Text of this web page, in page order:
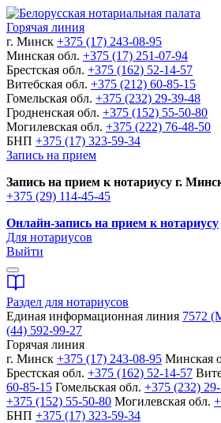
Горячая линия
г. Минск +375 (17) 243-08-95
Минская обл. +375 (17) 251-07-94
Брестская обл. +375 (162) 52-14-57
Витебская обл. +375 (212) 60-85-15
Гомельская обл. +375 (232) 29-39-48
Гродненская обл. +375 (152) 55-50-80
Могилевская обл. +375 (222) 76-48-50
БНП +375 (17) 323-59-34
Запись на прием
Запись на прием к нотариусу г.
+375 (29) 114-45-45
Онлайн-запись на прием к нотариусу
Для нотариусов
Выйти
Раздел для нотариусов
Единая информационная линия 7572
(44) 592-99-27
Горячая линия
г. Минск +375 (17) 243-08-95 Минская
Брестская обл. +375 (162) 52-14-57
60-85-15 Гомельская обл. +375 (232)
+375 (152) 55-50-80 Могилевская обл.
БНП +375 (17) 323-59-34